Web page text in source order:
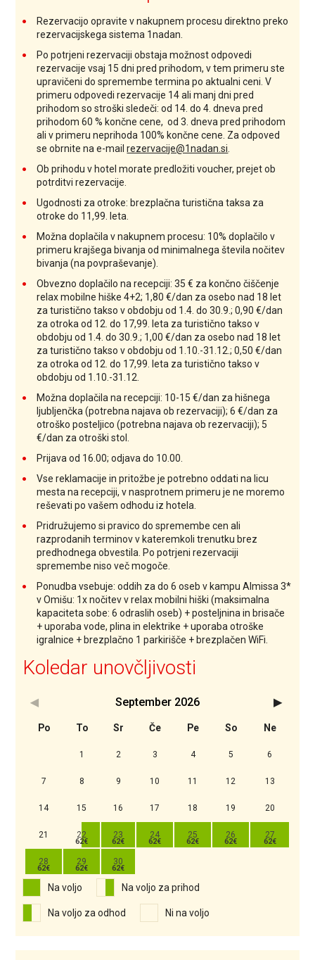
Rezervacijo opravite v nakupnem procesu direktno preko
rezervacijskega sistema 1nadan.
Po potrjeni rezervaciji obstaja možnost odpovedi
rezervacije vsaj 15 dni pred prihodom, v tem primeru ste
upravičeni do spremembe termina po aktualni ceni. V
primeru odpovedi rezervacije 14 ali manj dni pred
prihodom so stroški sledeči: od 14. do 4. dneva pred
prihodom 60 % končne cene, od 3. dneva pred prihodom
ali v primeru neprihoda 100% končne cene. Za odpoved
se obrnite na e-mailrezervacije@1nadan.si.
Ob prihodu v hotel morate predložiti voucher, prejet ob
potrditvi rezervacije.
Ugodnosti za otroke: brezplačna turistična taksa za
otroke do 11,99. leta.
Možna doplačila v nakupnem procesu: 10% doplačilo v
primeru krajšega bivanja od minimalnega števila nočitev
bivanja (na povpraševanje).
Obvezno doplačilo na recepciji: 35 € za končno čiščenje
relax mobilne hiške 4+2; 1,80 €/dan za osebo nad 18 let
za turistično takso v obdobju od 1.4. do 30.9.; 0,90 €/dan
za otroka od 12. do 17,99. leta za turistično takso v
obdobju od 1.4. do 30.9.; 1,00 €/dan za osebo nad 18 let
za turistično takso v obdobju od 1.10.-31.12.; 0,50 €/dan
za otroka od 12. do 17,99. leta za turistično takso v
obdobju od 1.10.-31.12.
Možna doplačila na recepciji: 10-15 €/dan za hišnega
ljubljenčka (potrebna najava ob rezervaciji); 6 €/dan za
otroško posteljico (potrebna najava ob rezervaciji); 5
€/dan za otroški stol.
Prijava od 16.00; odjava do 10.00.
Vse reklamacije in pritožbe je potrebno oddati na licu
mesta na recepciji, v nasprotnem primeru je ne moremo
reševati po vašem odhodu iz hotela.
Pridružujemo si pravico do spremembe cen ali
razprodanih terminov v kateremkoli trenutku brez
predhodnega obvestila. Po potrjeni rezervaciji
spremembe niso več mogoče.
Ponudba vsebuje: oddih za do 6 oseb v kampu Almissa 3*
v Omišu: 1x nočitev v relax mobilni hiški (maksimalna
kapaciteta sobe: 6 odraslih oseb) + posteljnina in brisače
+ uporaba vode, plina in elektrike + uporaba otroške
igralnice + brezplačno 1 parkirišče + brezplačen WiFi.
Koledar unovčljivosti
September 2026
Po To Sr Če Pe So Ne
1 2 3 4 5 6
7 8 9 10 11 12 13
14 15 16 17 18 19 20
21 22 23 24 25 26 27
28 29 30
Na voljo Na voljo za prihod
Na voljo za odhod Ni na voljo